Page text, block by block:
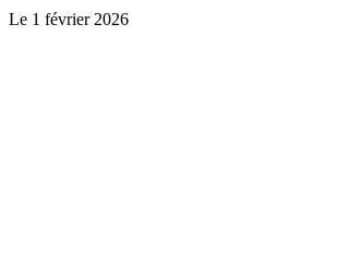
Le 1 février 2026